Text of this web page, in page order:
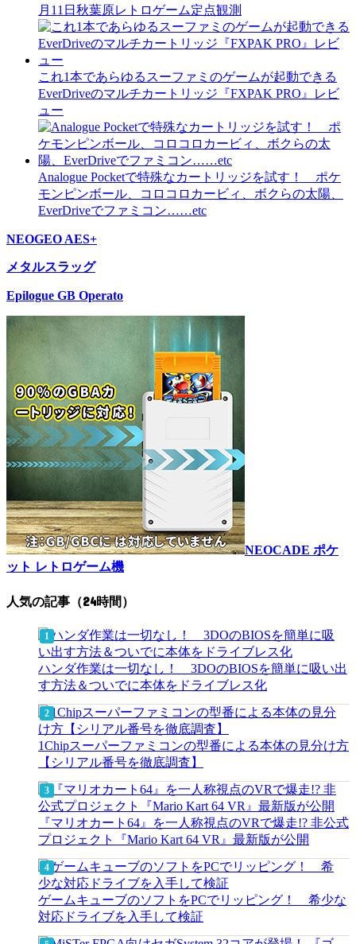
月11日秋葉原レトロゲーム定点観測
これ1本であらゆるスーファミのゲームが起動できる
EverDriveのマルチカートリッジ『FXPAK PRO』レビ
ュー
Analogue Pocketで特殊なカートリッジを試す！ ポケ
モンピンボール、コロコロカービィ、ボクらの太陽、
EverDriveでファミコン……etc
NEOGEO AES+
メタルスラッグ
Epilogue GB Operato
NEOCADE ポケ
ット レトロゲーム機
人気の記事（24時間）
ハンダ作業は一切なし！ 3DOのBIOSを簡単に吸い出
す方法＆ついでに本体をドライブレス化
1Chipスーパーファミコンの型番による本体の見分け方
【シリアル番号を徹底調査】
『マリオカート64』を一人称視点のVRで爆走!? 非公式
プロジェクト『Mario Kart 64 VR』最新版が公開
ゲームキューブのソフトをPCでリッピング！ 希少な
対応ドライブを入手して検証